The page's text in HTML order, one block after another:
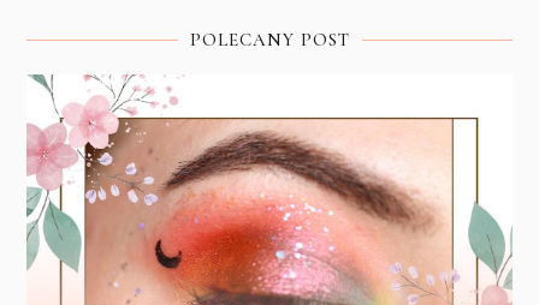
POLECANY POST